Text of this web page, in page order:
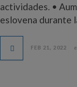
actividades. •
eslovena durante
FEB 21, 2022